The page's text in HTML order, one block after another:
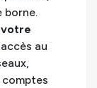
borne.
votre
au